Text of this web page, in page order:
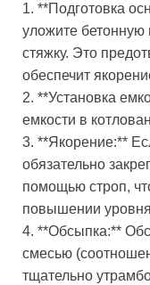
1. **Подготовка
уложите бетонную
стяжку. Это
обеспечит
2. **Установка
емкости в
3. **Якорение:**
обязательно
помощью строп,
повышении
4. **Обсыпка:**
смесью
тщательно